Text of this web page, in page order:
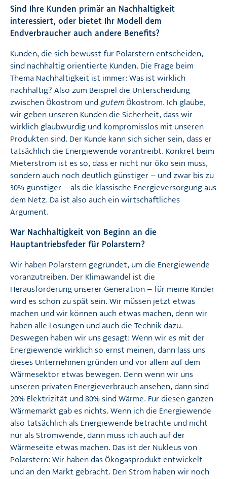
Sind Ihre Kunden primär an Nachhaltigkeit
interessiert, oder bietet Ihr Modell dem
Endverbraucher auch andere Benefits?
Kunden, die sich bewusst für Polarstern entscheiden,
sind nachhaltig orientierte Kunden. Die Frage beim
Thema Nachhaltigkeit ist immer: Was ist wirklich
nachhaltig? Also zum Beispiel die Unterscheidung
zwischen Ökostrom und gutemÖkostrom. Ich glaube,
wir geben unseren Kunden die Sicherheit, dass wir
wirklich glaubwürdig und kompromisslos mit unseren
Produkten sind. Der Kunde kann sich sicher sein, dass er
tatsächlich die Energiewende vorantreibt. Konkret beim
Mieterstrom ist es so, dass er nicht nur öko sein muss,
sondern auch noch deutlich günstiger – und zwar bis zu
30% günstiger – als die klassische Energieversorgung aus
dem Netz. Da ist also auch ein wirtschaftliches
Argument.
War Nachhaltigkeit von Beginn an die
Hauptantriebsfeder für Polarstern?
Wir haben Polarstern gegründet, um die Energiewende
voranzutreiben. Der Klimawandel ist die
Herausforderung unserer Generation – für meine Kinder
wird es schon zu spät sein. Wir müssen jetzt etwas
machen und wir können auch etwas machen, denn wir
haben alle Lösungen und auch die Technik dazu.
Deswegen haben wir uns gesagt: Wenn wir es mit der
Energiewende wirklich so ernst meinen, dann lass uns
dieses Unternehmen gründen und vor allem auf dem
Wärmesektor etwas bewegen. Denn wenn wir uns
unseren privaten Energieverbrauch ansehen, dann sind
20% Elektrizität und 80% sind Wärme. Für diesen ganzen
Wärmemarkt gab es nichts. Wenn ich die Energiewende
also tatsächlich als Energiewende betrachte und nicht
nur als Stromwende, dann muss ich auch auf der
Wärmeseite etwas machen. Das ist der Nukleus von
Polarstern: Wir haben das Ökogasprodukt entwickelt
und an den Markt gebracht. Den Strom haben wir noch